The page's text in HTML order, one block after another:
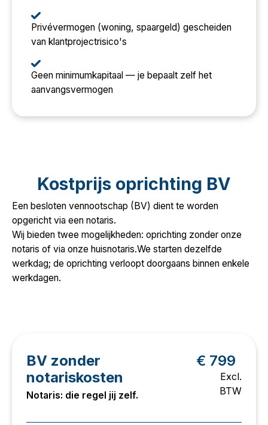
Privévermogen (woning, spaargeld) gescheiden
van klantprojectrisico's
Geen minimumkapitaal — je bepaalt zelf het
aanvangsvermogen
Kostprijs oprichting BV
Een besloten vennootschap (BV) dient te worden
opgericht via een notaris.
Wij bieden twee mogelijkheden: oprichting zonder onze
notaris of via onze huisnotaris.We starten dezelfde
werkdag; de oprichting verloopt doorgaans binnen enkele
werkdagen.
BV zonder
notariskosten
Notaris: die regel jij zelf.
€ 799
Excl.
BTW